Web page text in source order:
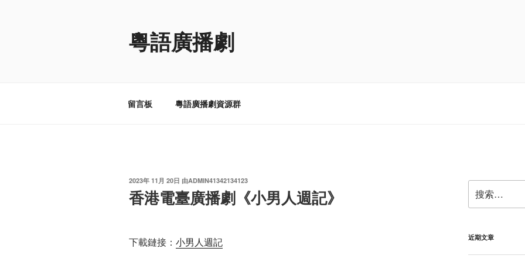
粵語廣播劇
留言板 粵語廣播劇資源群
发
布
于
2023年 11月 20日 由ADMIN41342134123
香港電臺廣播劇《小男人週記》
下載鏈接： 小男人週記
索：
近期文章